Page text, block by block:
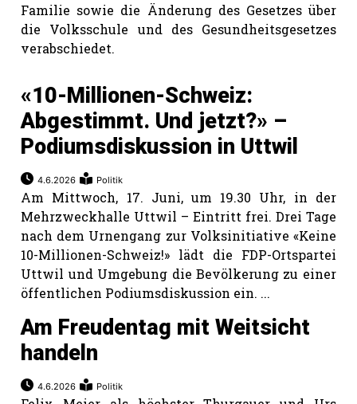
Familie sowie die Änderung des Gesetzes über
die Volksschule und des Gesundheitsgesetzes
verabschiedet.
«10-Millionen-Schweiz:
Abgestimmt. Und jetzt?» –
Podiumsdiskussion in Uttwil
4.6.2026 Politik
Am Mittwoch, 17. Juni, um 19.30 Uhr, in der
Mehrzweckhalle Uttwil – Eintritt frei. Drei Tage
nach dem Urnengang zur Volksinitiative «Keine
10-Millionen-Schweiz!» lädt die FDP-Ortspartei
Uttwil und Umgebung die Bevölkerung zu einer
öffentlichen Podiumsdiskussion ein. ...
Am Freudentag mit Weitsicht
handeln
4.6.2026 Politik